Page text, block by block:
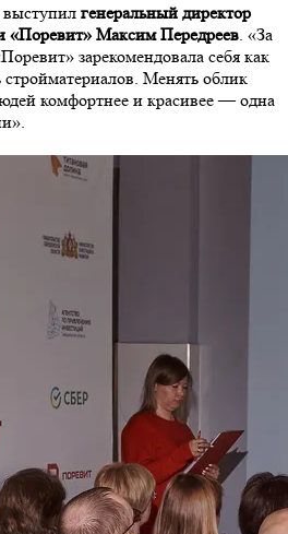
генеральный директор
«Поревит» Максим Передреев. «За
зарекомендовала себя как
Менять облик
комфортнее и красивее — одна